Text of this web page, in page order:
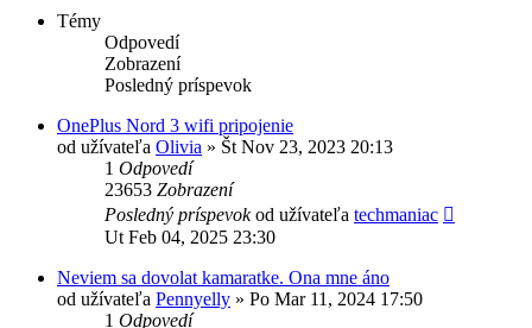
Témy
Odpovedí
Zobrazení
Posledný príspevok
OnePlus Nord 3 wifi pripojenie
od užívateľa Olivia » Št Nov 23, 2023 20:13
1 Odpovedí
23653 Zobrazení
Posledný príspevokod užívateľa techmaniac
Ut Feb 04, 2025 23:30
Neviem sa dovolat kamaratke. Ona mne áno
od užívateľa Pennyelly » Po Mar 11, 2024 17:50
1 Odpovedí